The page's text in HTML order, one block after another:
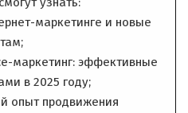
маркетинге и новые
маркетинг: эффективные
в 2025 году;
опыт продвижения